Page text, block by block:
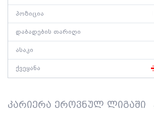
პოზიცია
დაბადების თარიღი
ასაკი
ქვეყანა
კარიერა ეროვნულ ლიგაში